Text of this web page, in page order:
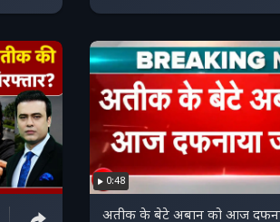
0:48
अतीक के बेटे अबान को आज